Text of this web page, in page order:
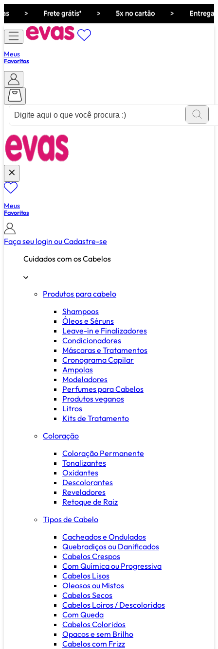
Meus
Favoritos
Meus
Favoritos
Faça seu login ouCadastre-se
Cuidados com os Cabelos
Produtos para cabelo
Shampoos
Óleos e Séruns
Leave-in e Finalizadores
Condicionadores
Máscaras e Tratamentos
Cronograma Capilar
Ampolas
Modeladores
Perfumes para Cabelos
Produtos veganos
Litros
Kits de Tratamento
Coloração
Coloração Permanente
Tonalizantes
Oxidantes
Descolorantes
Reveladores
Retoque de Raiz
Tipos de Cabelo
Cacheados e Ondulados
Quebradiços ou Danificados
Cabelos Crespos
Com Química ou Progressiva
Cabelos Lisos
Oleosos ou Mistos
Cabelos Secos
Cabelos Loiros / Descoloridos
Com Queda
Cabelos Coloridos
Opacos e sem Brilho
Cabelos com Frizz